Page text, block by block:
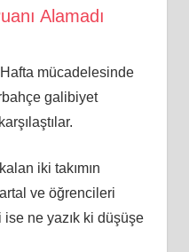
Alamadı
mücadelesinde
galibiyet
iki takımın
ve öğrencileri
ne yazık ki düşüşe